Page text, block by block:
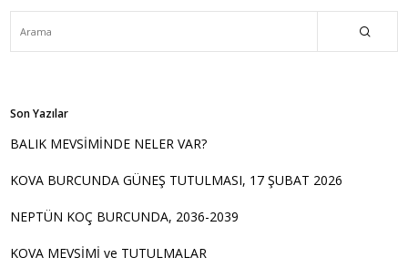
Son Yazılar
BALIK MEVSİMİNDE NELER VAR?
KOVA BURCUNDA GÜNEŞ TUTULMASI, 17 ŞUBAT 2026
NEPTÜN KOÇ BURCUNDA, 2036-2039
KOVA MEVSİMİ ve TUTULMALAR